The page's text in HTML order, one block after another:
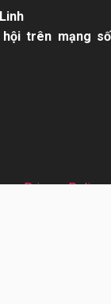
trên mạng số
Privacy Policy